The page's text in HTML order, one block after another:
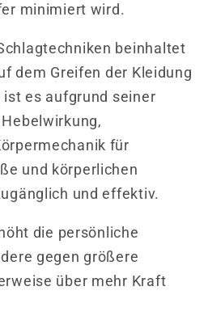
minimiert wird.
beinhaltet
dem Greifen der Kleidung
ist es aufgrund seiner
für
und körperlichen
und effektiv.
die persönliche
gegen größere
über mehr Kraft